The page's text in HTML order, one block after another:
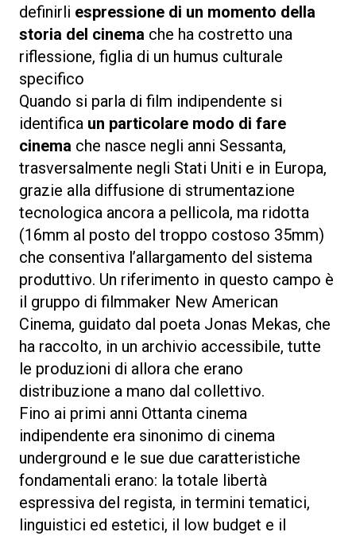
definirli espressione di un momento della
storia del cinema che ha costretto una
riflessione, figlia di un humus culturale
specifico
Quando si parla di film indipendente si
identifica un particolare modo di fare
cinema che nasce negli anni Sessanta,
trasversalmente negli Stati Uniti e in Europa,
grazie alla diffusione di strumentazione
tecnologica ancora a pellicola, ma ridotta
(16mm al posto del troppo costoso 35mm)
che consentiva l’allargamento del sistema
produttivo. Un riferimento in questo campo è
il gruppo di filmmaker New American
Cinema, guidato dal poeta Jonas Mekas, che
ha raccolto, in un archivio accessibile, tutte
le produzioni di allora che erano
distribuzione a mano dal collettivo.
Fino ai primi anni Ottanta cinema
indipendente era sinonimo di cinema
underground e le sue due caratteristiche
fondamentali erano: la totale libertà
espressiva del regista, in termini tematici,
linguistici ed estetici, il low budget e il